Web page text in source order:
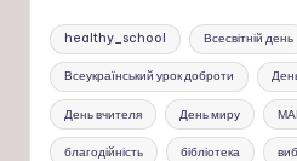
healthy_school Всесвітній день
Всеукраїнський урок доброти
День вчителя День миру
благодійність бібліотека